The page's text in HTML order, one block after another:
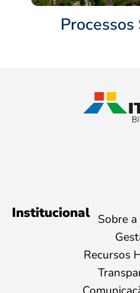
Institucional Sobre
Recursos